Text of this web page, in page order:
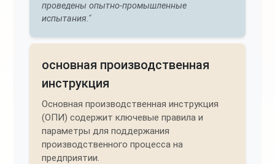
проведены опытно-промышленные
испытания."
основная производственная
инструкция
Основная производственная инструкция
(ОПИ) содержит ключевые правила и
параметры для поддержания
производственного процесса на
предприятии.